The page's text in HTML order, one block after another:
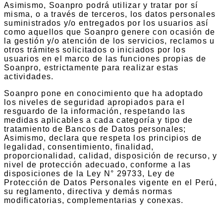
Asimismo, Soanpro podrá utilizar y tratar por sí
misma, o a través de terceros, los datos personales
suministrados y/o entregados por los usuarios así
como aquellos que Soanpro genere con ocasión de
la gestión y/o atención de los servicios, reclamos u
otros trámites solicitados o iniciados por los
usuarios en el marco de las funciones propias de
Soanpro, estrictamente para realizar estas
actividades.
Soanpro pone en conocimiento que ha adoptado
los niveles de seguridad apropiados para el
resguardo de la información, respetando las
medidas aplicables a cada categoría y tipo de
tratamiento de Bancos de Datos personales;
Asimismo, declara que respeta los principios de
legalidad, consentimiento, finalidad,
proporcionalidad, calidad, disposición de recurso, y
nivel de protección adecuado, conforme a las
disposiciones de la Ley N° 29733, Ley de
Protección de Datos Personales vigente en el Perú,
su reglamento, directiva y demás normas
modificatorias, complementarias y conexas.